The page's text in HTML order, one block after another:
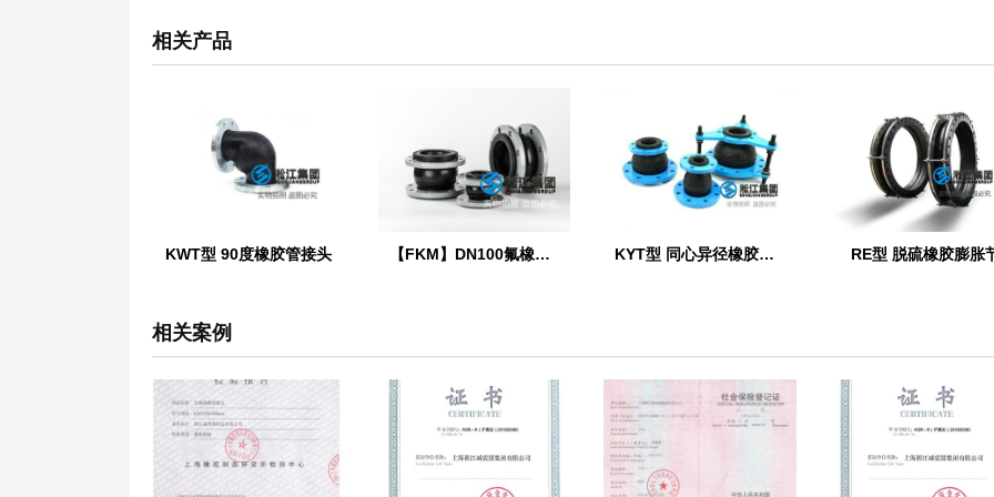
相关产品
KWT型 90度橡胶管接头 【FKM】DN100氟橡胶挠性接管 KYT型 同心异径橡胶接头 RE型 脱硫橡胶膨胀
相关案例